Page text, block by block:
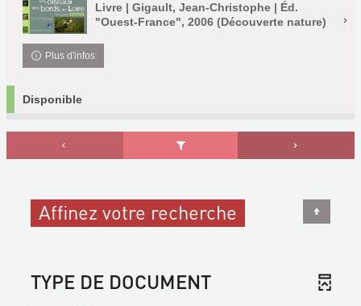
Livre | Gigault, Jean-Christophe | Éd.
"Ouest-France", 2006 (Découverte nature)
Plus d'infos
Disponible
Affinez votre recherche
TYPE DE DOCUMENT